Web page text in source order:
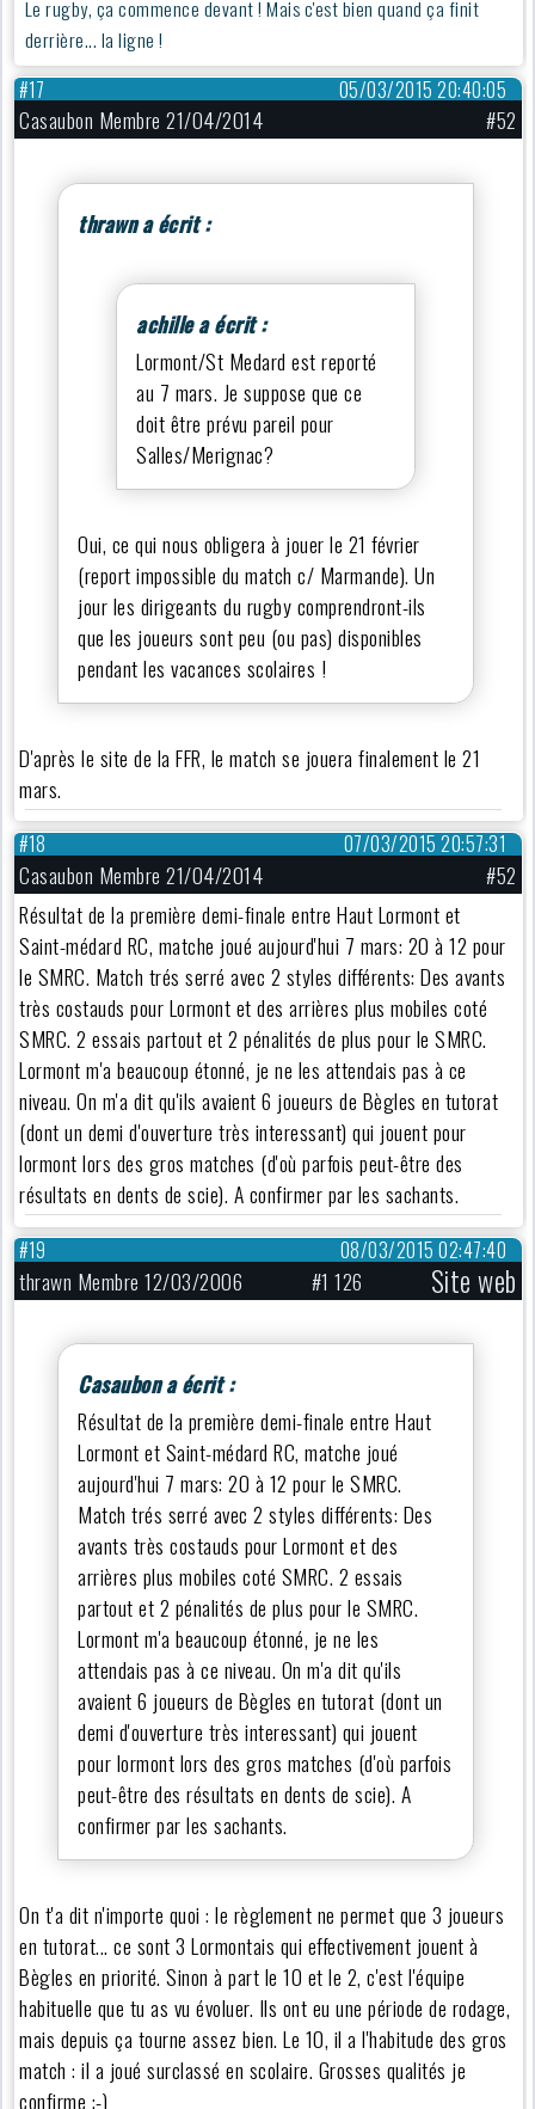
Le rugby, ça commence devant ! Mais c'est bien quand ça finit
derrière... la ligne !
05/03/2015 20:40:05
#17
Casaubon Membre 21/04/2014 #52
thrawn a écrit :
achille a écrit :
Lormont/St Medard est reporté
au 7 mars. Je suppose que ce
doit être prévu pareil pour
Salles/Merignac?
Oui, ce qui nous obligera à jouer le 21 février
(report impossible du match c/ Marmande). Un
jour les dirigeants du rugby comprendront-ils
que les joueurs sont peu (ou pas) disponibles
pendant les vacances scolaires !
D'après le site de la FFR, le match se jouera finalement le 21
mars.
07/03/2015 20:57:31
#18
Casaubon Membre 21/04/2014
#52
Résultat de la première demi-finale entre Haut Lormont et
Saint-médard RC, matche joué aujourd'hui 7 mars: 20 à 12 pour
le SMRC. Match trés serré avec 2 styles différents: Des avants
très costauds pour Lormont et des arrières plus mobiles coté
SMRC. 2 essais partout et 2 pénalités de plus pour le SMRC.
Lormont m'a beaucoup étonné, je ne les attendais pas à ce
niveau. On m'a dit qu'ils avaient 6 joueurs de Bègles en tutorat
(dont un demi d'ouverture très interessant) qui jouent pour
lormont lors des gros matches (d'où parfois peut-être des
résultats en dents de scie). A confirmer par les sachants.
08/03/2015 02:47:40
#19
thrawn Membre 12/03/2006 #1 126 Site web
Casaubon a écrit :
Résultat de la première demi-finale entre Haut
Lormont et Saint-médard RC, matche joué
aujourd'hui 7 mars: 20 à 12 pour le SMRC.
Match trés serré avec 2 styles différents: Des
avants très costauds pour Lormont et des
arrières plus mobiles coté SMRC. 2 essais
partout et 2 pénalités de plus pour le SMRC.
Lormont m'a beaucoup étonné, je ne les
attendais pas à ce niveau. On m'a dit qu'ils
avaient 6 joueurs de Bègles en tutorat (dont un
demi d'ouverture très interessant) qui jouent
pour lormont lors des gros matches (d'où parfois
peut-être des résultats en dents de scie). A
confirmer par les sachants.
On t'a dit n'importe quoi : le règlement ne permet que 3 joueurs
en tutorat... ce sont 3 Lormontais qui effectivement jouent à
Bègles en priorité. Sinon à part le 10 et le 2, c'est l'équipe
habituelle que tu as vu évoluer. Ils ont eu une période de rodage,
mais depuis ça tourne assez bien. Le 10, il a l'habitude des gros
match : il a joué surclassé en scolaire. Grosses qualités je
confirme ;-)